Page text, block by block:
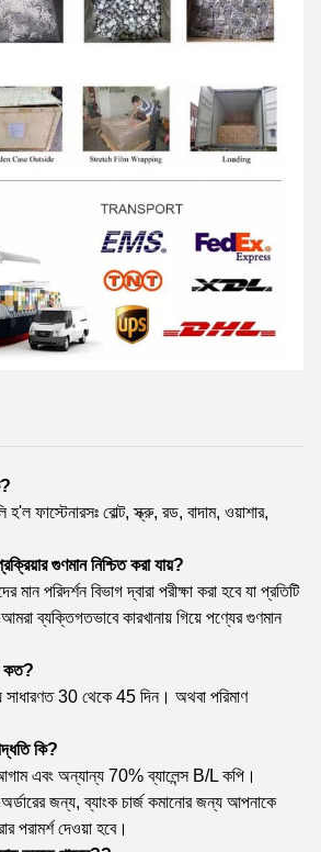
ফাস্টেনারসঃ বোল্ট, স্ক্রু, রড, বাদাম, ওয়াশার,
গুণমান নিশ্চিত করা যায়?
পরিদর্শন বিভাগ দ্বারা পরীক্ষা করা হবে যা প্রতিটি
ব্যক্তিগতভাবে কারখানায় গিয়ে পণ্যের গুণমান
কত?
সাধারণত 30 থেকে 45 দিন। অথবা পরিমাণ
কি?
এবং অন্যান্য 70% ব্যালেন্স B/L কপি।
জন্য, ব্যাংক চার্জ কমানোর জন্য আপনাকে
পরামর্শ দেওয়া হবে।